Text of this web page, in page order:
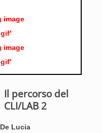
image
image
Il percorso del
CLI/LAB 2
Lucia